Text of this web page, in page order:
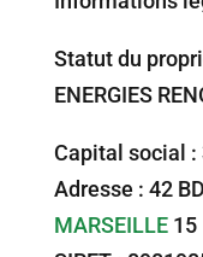
Statut du
ENERGIES
Capital social :
Adresse : 42
MARSEILLE15